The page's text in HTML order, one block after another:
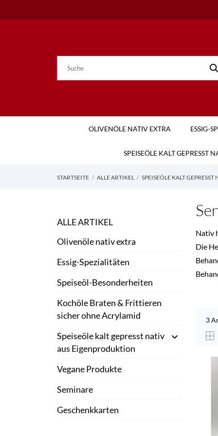
OLIVENÖLE NATIV EXTRA ESSIG-
SPEISEÖLE KALT GEPRESST
STARTSEITE ALLE ARTIKEL SPEISEÖLE KALT
ALLE ARTIKEL
Olivenöle nativ extra
Essig-Spezialitäten
Speiseöl-Besonderheiten
Kochöle Braten & Frittieren
sicher ohne Acrylamid
Speiseöle kalt gepresst nativ
aus Eigenproduktion

Vegane Produkte
Seminare
Geschenkkarten
Nativ
Die
3